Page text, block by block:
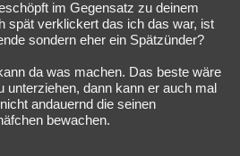
im Gegensatz zu deinem
spät verklickert das ich das war, ist
sondern eher ein Spätzünder?
da was machen. Das beste wäre
unterziehen, dann kann er auch mal
andauernd die seinen
bewachen.